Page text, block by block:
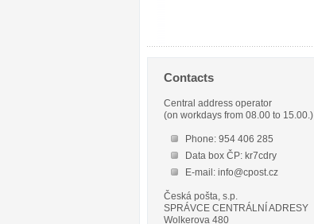
Contacts
Central address operator
(on workdays from 08.00 to 15.00.)
Phone: 954 406 285
Data box ČP: kr7cdry
E-mail: info@cpost.cz
Česká pošta, s.p.
SPRÁVCE CENTRÁLNÍ ADRESY
Wolkerova 480